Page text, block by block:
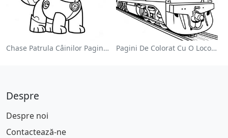
Chase Patrula Câinilor Pagina De Colorat Pagini De Colorat Cu O Locomotivă Colorată
Despre
Despre noi
Contactează-ne